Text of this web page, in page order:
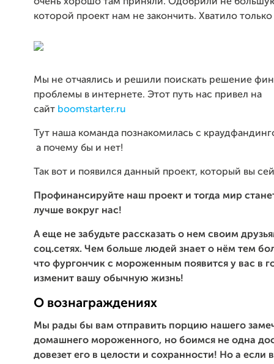
очень хорошо там приняли. Одобрили не
которой проект нам не закончить. Хватило
Мы не отчаялись и решили поискать решение
проблемы в интернете. Этот путь нас привел на
сайт boomstarter.ru
Тут наша команда познакомилась с
а почему бы и нет!
Так вот и появился данный проект, который вы
Профинансируйте наш проект и тогда мир
лучше вокруг нас!
А еще не забудьте рассказать о нем своим
соц.сетях. Чем больше людей знает о нём тем
что фургончик с мороженным появится у вас в
изменит вашу обычную жизнь!
О вознаграждениях
Мы рады бы вам отправить порцию нашего
домашнего мороженного, но боимся не одна
довезет его в целости и сохранности! Но а если